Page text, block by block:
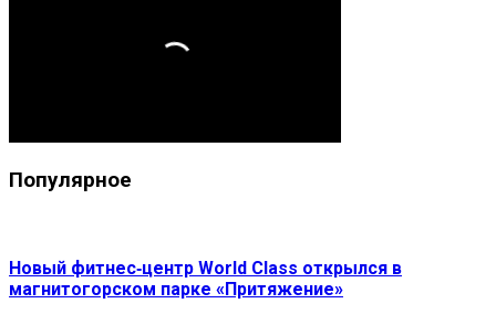
Популярное
Новый фитнес‑центр World Class открылся в
магнитогорском парке «Притяжение»